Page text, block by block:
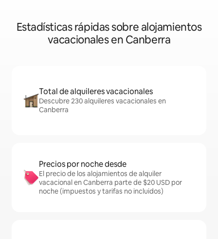
Estadísticas rápidas sobre alojamientos
vacacionales en Canberra
Total de alquileres vacacionales
Descubre 230 alquileres vacacionales en
Canberra
Precios por noche desde
El precio de los alojamientos de alquiler
vacacional en Canberra parte de $20 USD por
noche (impuestos y tarifas no incluidos)